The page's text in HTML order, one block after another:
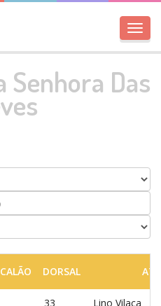
Senhora Das
DORSAL
33 Lino Vilaça